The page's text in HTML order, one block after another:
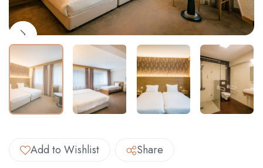
Add to Wishlist Share